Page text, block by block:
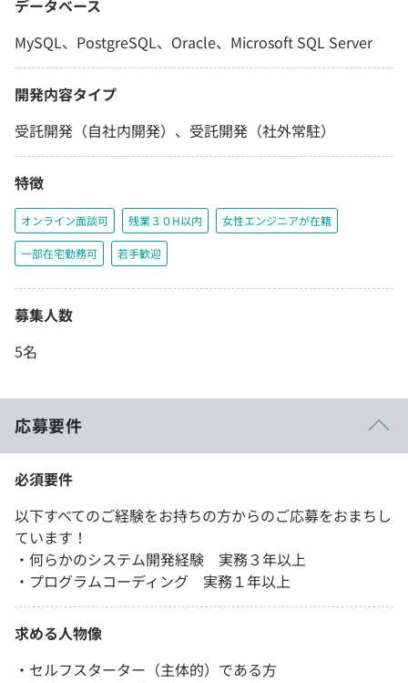
データベース
MySQL、PostgreSQL、Oracle、Microsoft SQL Server
開発内容タイプ
受託開発（自社内開発）、受託開発（社外常駐）
特徴
オンライン面談可 残業３０H以内 女性エンジニアが在籍
一部在宅勤務可 若手歓迎
募集人数
5名
応募要件
必須要件
以下すべてのご経験をお持ちの方からのご応募をおまちし
ています！
・何らかのシステム開発経験 実務３年以上
・プログラムコーディング 実務１年以上
求める人物像
・セルフスターター（主体的）である方